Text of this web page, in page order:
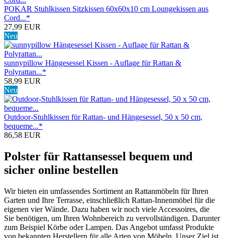
POKAR Stuhlkissen Sitzkissen 60x60x10 cm Loungekissen aus
Cord...*
27,99 EUR
Neu
sunnypillow Hängesessel Kissen - Auflage für Rattan &
Polyrattan...*
58,99 EUR
Neu
Outdoor-Stuhlkissen für Rattan- und Hängesessel, 50 x 50 cm,
bequeme...*
86,58 EUR
Polster für Rattansessel bequem und
sicher online bestellen
Wir bieten ein umfassendes Sortiment an Rattanmöbeln für Ihren
Garten und Ihre Terrasse, einschließlich Rattan-Innenmöbel für die
eigenen vier Wände. Dazu haben wir noch viele Accessoires, die
Sie benötigen, um Ihren Wohnbereich zu vervollständigen. Darunter
zum Beispiel Körbe oder Lampen. Das Angebot umfasst Produkte
von bekannten Herstellern für alle Arten von Möbeln. Unser Ziel ist